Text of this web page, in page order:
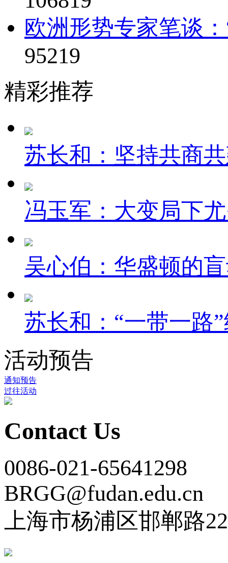
欧洲形势专家笔谈
95219
精彩推荐
苏长和：坚持共商
冯玉军：大变局下
吴心伯：华盛顿的
苏长和：“一带一路
活动预告
通知预告
过往活动
Contact Us
0086-021-65641298
BRGG@fudan.edu.cn
上海市杨浦区邯郸路